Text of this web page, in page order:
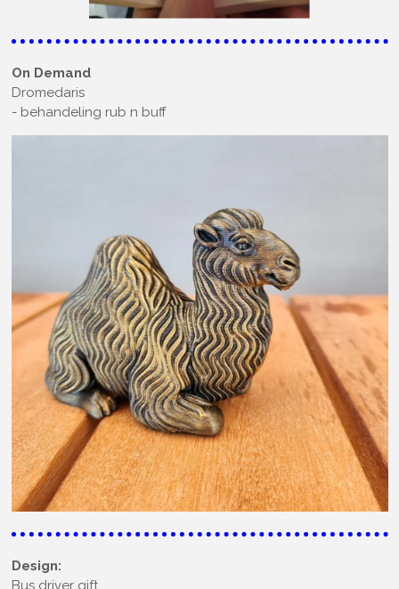
On Demand
Dromedaris
- behandeling rub n buff
Design:
Bus driver gift